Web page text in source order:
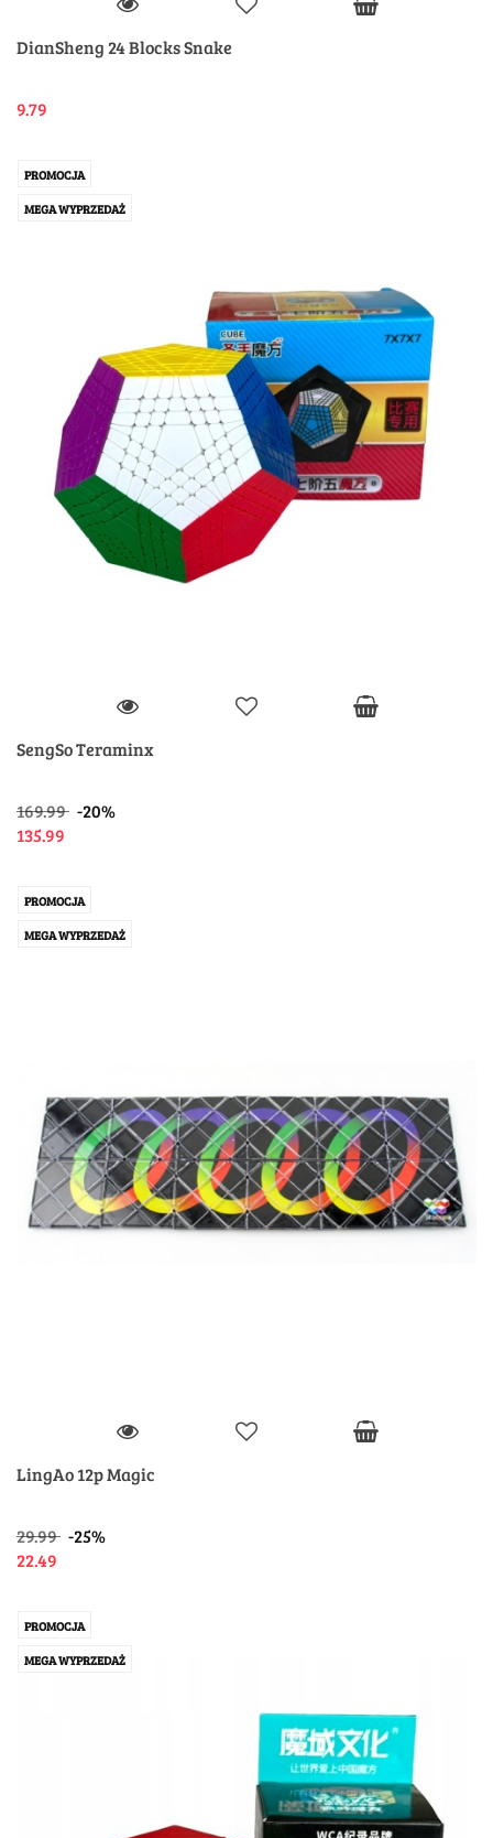
DianSheng 24 Blocks Snake
9.79
PROMOCJA
MEGA WYPRZEDAŻ
SengSo Teraminx
169.99 -20%
135.99
PROMOCJA
MEGA WYPRZEDAŻ
LingAo 12p Magic
29.99 -25%
22.49
PROMOCJA
MEGA WYPRZEDAŻ